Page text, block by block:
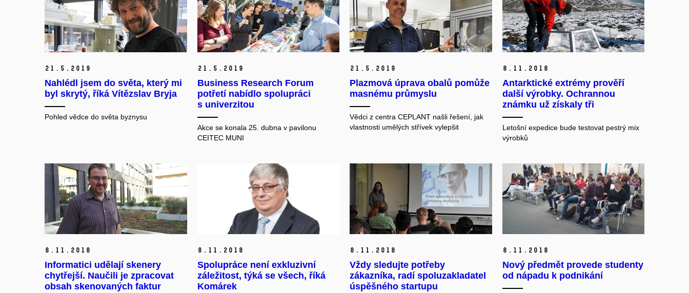
21. 5. 2019
Nahlédl jsem do světa, který mi
byl skrytý, říká Vítězslav Bryja
Pohled vědce do světa byznysu
21. 5. 2019
Business Research Forum
potřetí nabídlo spolupráci
s univerzitou
Akce se konala 25. dubna v pavilonu
CEITEC MUNI
21. 5. 2019
Plazmová úprava obalů pomůže
masnému průmyslu
Vědci z centra CEPLANT našli řešení, jak
vlastnosti umělých střívek vylepšit
8. 11. 2018
Antarktické extrémy prověří
další výrobky. Ochrannou
známku už získaly tři
Letošní expedice bude testovat pestrý mix
výrobků
8. 11. 2018
Informatici udělají skenery
chytřejší. Naučili je zpracovat
obsah skenovaných faktur
8. 11. 2018
Spolupráce není exkluzivní
záležitost, týká se všech, říká
Komárek
8. 11. 2018
Vždy sledujte potřeby
zákazníka, radí spoluzakladatel
úspěšného startupu
8. 11. 2018
Nový předmět provede studenty
od nápadu k podnikání